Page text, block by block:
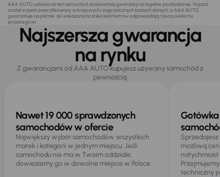
AAA AUTO udziela na ten samochód dożywotniej gwarancji na legalne pochodzenie. Pojazd
został w pełni zweryfikowany w krajowych i zagranicznych bazach danych, a AAA AUTO
gwarantuje na piśmie, że wskazania licznika kilometrów odpowiadają rzeczywistemu
przebiegowi.
Najszersza gwarancja
na rynku
Z gwarancjami od AAA AUTO kupujesz używany samochód z
pewnością
Nawet 19 000 sprawdzonych
samochodów w ofercie
Największy wybór samochodów wszystkich
marek i kategorii w jednym miejscu. Jeśli
samochodu nie ma w Twoim oddziale,
dowieziemy go w dowolne miejsce w Polsce.
możliwą
techniczny